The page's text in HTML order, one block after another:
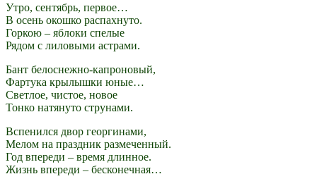
Утро, сентябрь, первое…
В осень окошко распахнуто.
Горкою – яблоки спелые
Рядом с лиловыми астрами.
Бант белоснежно-капроновый,
Фартука крылышки юные…
Светлое, чистое, новое
Тонко натянуто струнами.
Вспенился двор георгинами,
Мелом на праздник размеченный.
Год впереди – время длинное.
Жизнь впереди – бесконечная…